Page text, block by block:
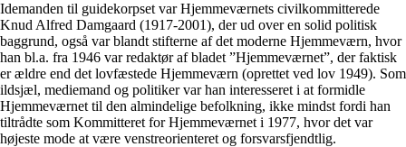
Idemanden til guidekorpset var Hjemmeværnets civilkommitterede
Knud Alfred Damgaard (1917-2001), der ud over en solid politisk
baggrund, også var blandt stifterne af det moderne Hjemmeværn, hvor
han bl.a. fra 1946 var redaktør af bladet ”Hjemmeværnet”, der faktisk
er ældre end det lovfæstede Hjemmeværn (oprettet ved lov 1949). Som
ildsjæl, mediemand og politiker var han interesseret i at formidle
Hjemmeværnet til den almindelige befolkning, ikke mindst fordi han
tiltrådte som Kommitteret for Hjemmeværnet i 1977, hvor det var
højeste mode at være venstreorienteret og forsvarsfjendtlig.